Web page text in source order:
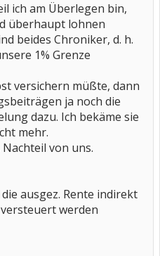
ich am Überlegen bin,
überhaupt lohnen
beides Chroniker, d. h.
1% Grenze
versichern müßte, dann
ja noch die
dazu. Ich bekäme sie
mehr.
von uns.
ausgez. Rente indirekt
werden